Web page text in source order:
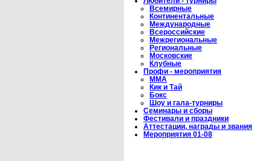
Всемирные
Континентальные
Международные
Всероссийские
Межрегиональные
Региональные
Московские
Клубные
Профи - мероприятия
ММА
Кик и Тай
Бокс
Шоу и гала-турниры
Семинары и сборы
Фестивали и праздники
Аттестации, награды и звания
Мероприятия 01-08